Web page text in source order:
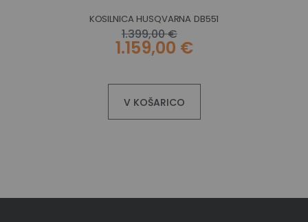
KOSILNICA HUSQVARNA DB551
1.399,00 €
1.159,00 €
V KOŠARICO